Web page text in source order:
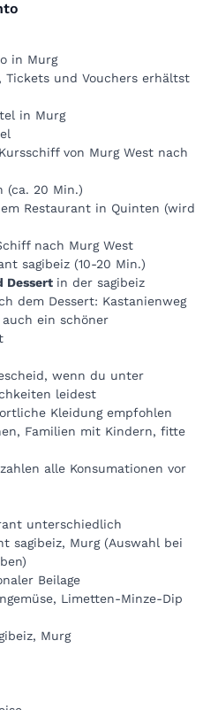
in Murg
Tickets und Vouchers erhältst
in Murg
Kursschiffvon Murg West nach
(ca. 20 Min.)
Restaurant in Quinten (wird
nach Murg West
sagibeiz (10-20 Min.)
Dessert in der sagibeiz
dem Dessert: Kastanienweg
ein schöner
wenn du unter
leidest
Kleidung empfohlen
Familien mit Kindern, fitte
alle Konsumationen vor
unterschiedlich
sagibeiz, Murg (Auswahl bei
Beilage
Limetten-Minze-Dip
Murg